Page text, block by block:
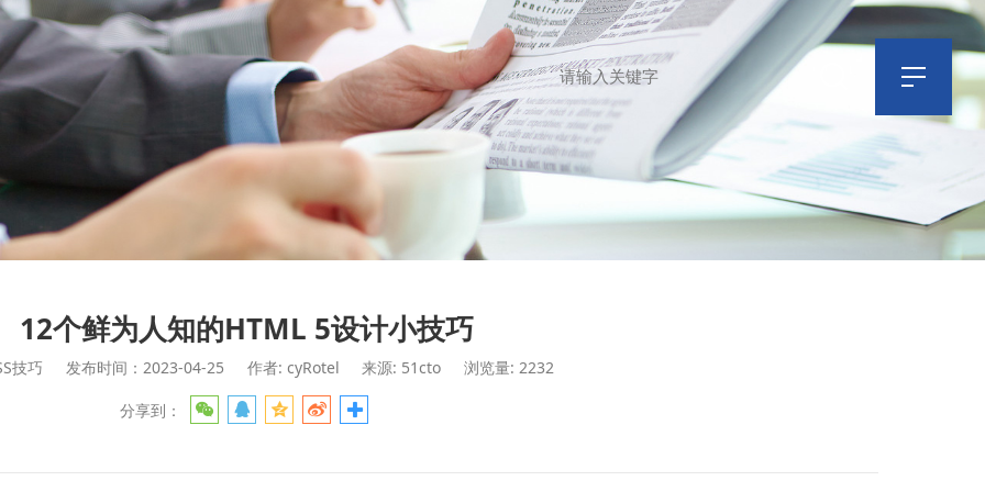
12个鲜为人知的HTML 5设计小技巧
技巧 发布时间：2023-04-25 作者: cyRotel 来源: 51cto 浏览量: 2232
分享到：